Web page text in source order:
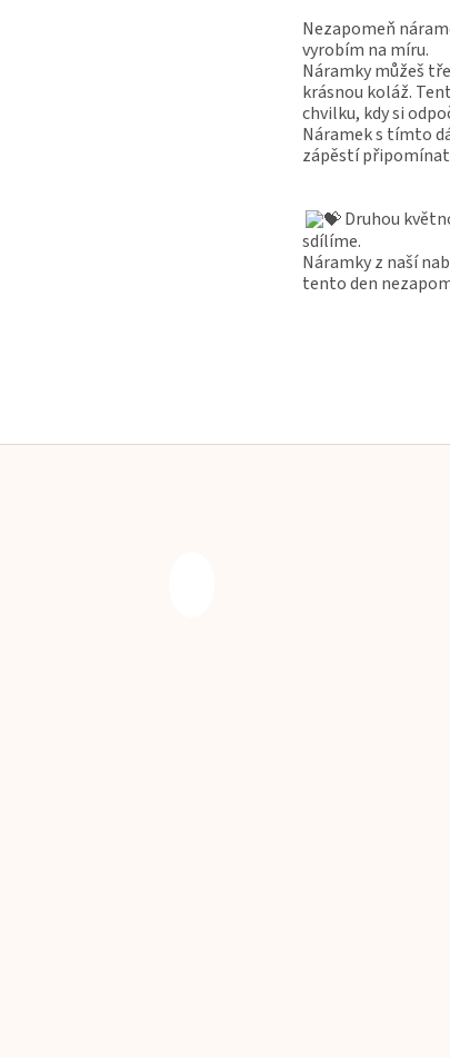
Nezapomeň
vyrobím na míru.
Náramky můžeš
krásnou koláž.
chvilku, kdy si
Náramek s tímto
zápěstí připomínat
Druhou
sdílíme.
Náramky z naší
tento den